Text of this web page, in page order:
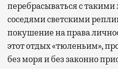
перебрасываться с
соседями светскими
покушение на права
этот отдых «тюленьим»,
без моря и без законно